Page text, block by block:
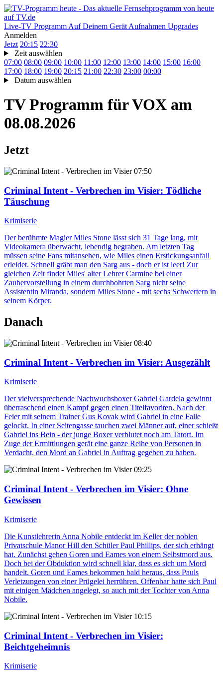
Live-TV Programm Auf Deinem Gerät Aufnahmen Upgrades
Anmelden
Jetzt 20:15 22:30
Zeit auswählen
07:00 08:00 09:00 10:00 11:00 12:00 13:00 14:00 15:00 16:00
17:00 18:00 19:00 20:15 21:00 22:30 23:00 00:00
Datum auswählen
TV Programm fürVOX am
08.08.2026
Jetzt
07:50
Criminal Intent - Verbrechen im Visier: Tödliche
Täuschung
Krimiserie
Der berühmte Magier Miles Stone lässt sich 31 Tage lang, mit
Videokamera überwacht, lebendig begraben. Am letzten Tag
müssen seine Fans mitansehen, wie Miles einen Erstickungsanfall
erleidet. Schnell gräbt man den Sarg aus - doch er ist leer! Zur
gleichen Zeit findet Miles' alter Lehrer Carmine bei einer
Zaubervorstellung in einem durchbohrten Sarg nicht seine
Assistentin Miranda, sondern Miles Stone - mit sechs Schwertern in
seinem Körper.
Danach
08:40
Criminal Intent - Verbrechen im Visier: Ausgezählt
Krimiserie
Der vielversprechende Nachwuchsboxer Gabriel Gardela gewinnt
überraschend einen Kampf gegen einen Titelfavoriten. Nach der
Feier mit seinem Trainer Gus Kovak wird Gabriel in eine Falle
gelockt. In einer Seitengasse tauchen zwei Männer auf, einer schießt
Gabriel ins Bein - der junge Boxer verblutet noch am Tatort. Im
Zuge der Ermittlungen gerät eine ganze Reihe von Personen in
Verdacht, den Mord an Gabriel in Auftrag gegeben zu haben.
09:25
Criminal Intent - Verbrechen im Visier: Ohne
Gewissen
Krimiserie
Die Kunstlehrerin Anna Nobile entdeckt im Keller der noblen
Privatschule Manor Hill den Schüler Paul Phillips, der sich erhängt
hat. Zunächst gehen Goren und Eames von einem Selbstmord aus.
Doch bei der Obduktion wird schnell klar, dass es sich um Mord
handelt. Goren und Eames bekommen bald heraus, dass Pauls
Verletzungen von einer Prügelei herrühren. Offenbar hatte sich Paul
mit einigen Mädchen angelegt, so auch mit der Tochter von Anna
Nobile.
10:15
Criminal Intent - Verbrechen im Visier:
Beichtgeheimnis
Krimiserie